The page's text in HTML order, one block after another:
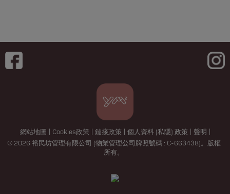
網站地圖 Cookies政策 鏈接政策 個人資料 (私隱) 政策 聲明
© 2026 裕民坊管理有限公司 (物業管理公司牌照號碼 : C-663438)。版權
所有。